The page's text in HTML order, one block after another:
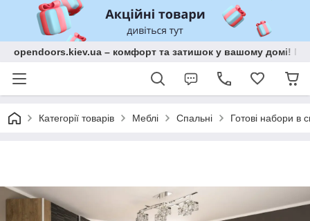
opendoors.kiev.ua – комфорт та затишок у вашому домі!
Категорії товарів Меблі Спальні Готові набори в